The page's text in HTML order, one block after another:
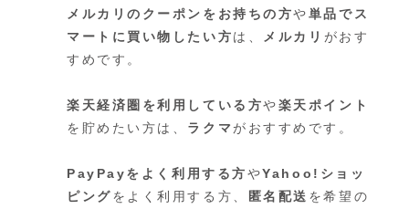
メルカリのクーポンをお持ちの方や単品でス
マートに買い物したい方は、 メルカリ がおす
すめです。
楽天経済圏を利用している方や楽天ポイント
を貯めたい方は、 ラクマ がおすすめです。
PayPayをよく利用する方やYahoo!ショッ
ピングをよく利用する方、 匿名配送 を希望の